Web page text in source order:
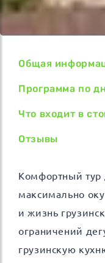
Общая
Программа по
Что входит в
Отзывы
Комфортный тур
максимально
и жизнь
ограничений
грузинскую